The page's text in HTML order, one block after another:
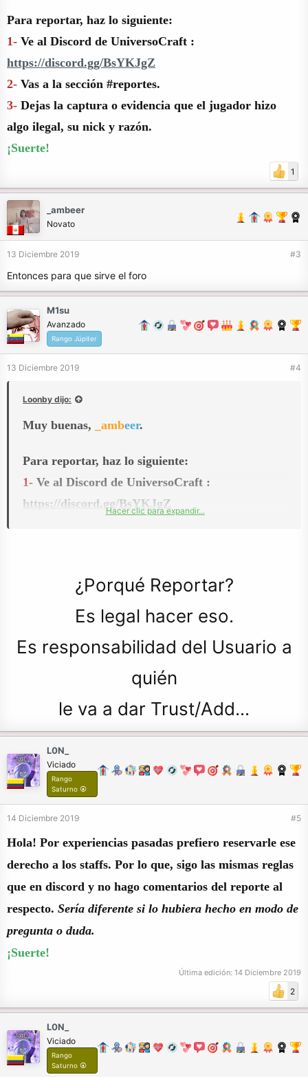
Para reportar, haz lo siguiente:
1- Ve al Discord de UniversoCraft :
https://discord.gg/BsYKJgZ
2- Vas a la sección #reportes.
3- Dejas la captura o evidencia que el jugador hizo
algo ilegal, su nick y razón.
¡Suerte!
1
_ambeer
Novato
13 Diciembre 2019 #3
Entonces para que sirve el foro
M1su
Avanzado
Rango Júpiter
13 Diciembre 2019 #4
Loonby dijo:
Muy buenas, _ambeer.
Para reportar, haz lo siguiente:
1- Ve al Discord de UniversoCraft :
https://discord.gg/BsYKJgZ
¡Suerte!
Hacer clic para expandir...
¿Porqué Reportar?
Es legal hacer eso.
Es responsabilidad del Usuario a
quién
le va a dar Trust/Add...
L0N_
Viciado
Rango
Saturno ⦿
14 Diciembre 2019 #5
Hola! Por experiencias pasadas prefiero reservarle ese
derecho a los staffs. Por lo que, sigo las mismas reglas
que en discord y no hago comentarios del reporte al
respecto. Sería diferente si lo hubiera hecho en modo de
pregunta o duda.
¡Suerte!
Última edición: 14 Diciembre 2019
2
L0N_
Viciado
Rango
Saturno ⦿